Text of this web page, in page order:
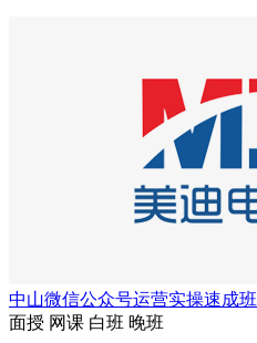
中山微信公众号运营实操速成班
面授 网课 白班 晚班